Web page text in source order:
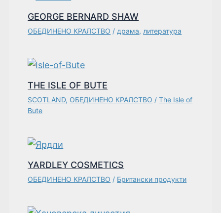
GEORGE BERNARD SHAW
ОБЕДИНЕНО КРАЛСТВО / драма, литература
THE ISLE OF BUTE
SCOTLAND, ОБЕДИНЕНО КРАЛСТВО /The Isle of
Bute
YARDLEY COSMETICS
ОБЕДИНЕНО КРАЛСТВО / Британски продукти